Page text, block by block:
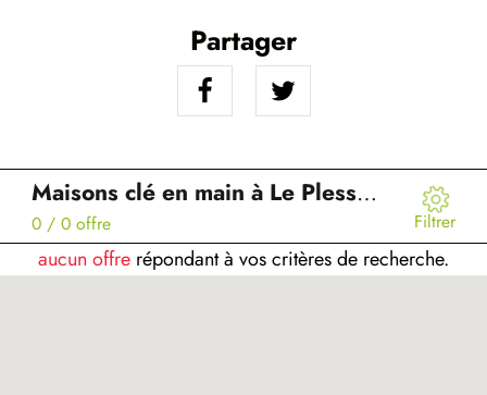
Partager
Maisons clé en main à Le Plessier-sur-Saint-Just (60)
0 / 0 offre Filtrer
aucun offre répondant à vos critères de recherche.